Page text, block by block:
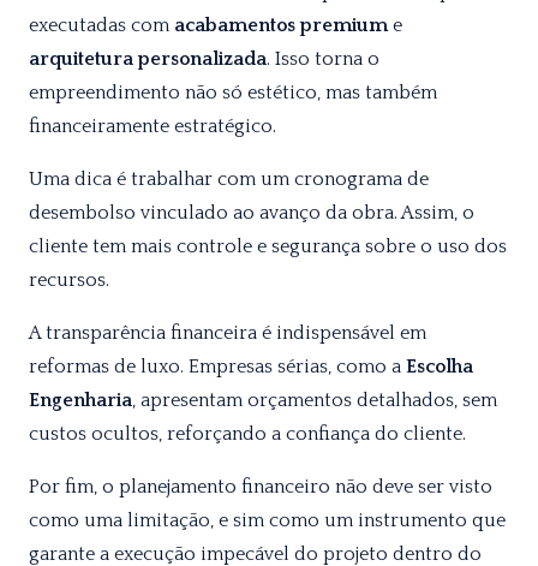
executadas com acabamentos premiume
arquitetura personalizada. Isso torna o
empreendimento não só estético, mas também
financeiramente estratégico.
Uma dica é trabalhar com um cronograma de
desembolso vinculado ao avanço da obra. Assim, o
cliente tem mais controle e segurança sobre o uso dos
recursos.
A transparência financeira é indispensável em
reformas de luxo. Empresas sérias, como a Escolha
Engenharia, apresentam orçamentos detalhados, sem
custos ocultos, reforçando a confiança do cliente.
Por fim, o planejamento financeiro não deve ser visto
como uma limitação, e sim como um instrumento que
garante a execução impecável do projeto dentro do